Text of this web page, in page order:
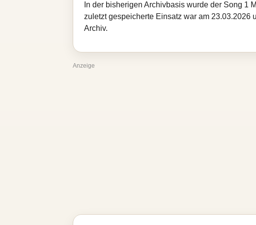
In der bisherigen Archivbasis wurde der Song 1
zuletzt gespeicherte Einsatz war am 23.03.2026
Archiv.
Anzeige